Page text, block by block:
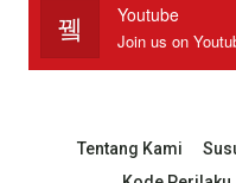
Youtube
Join us on
Tentang Kami